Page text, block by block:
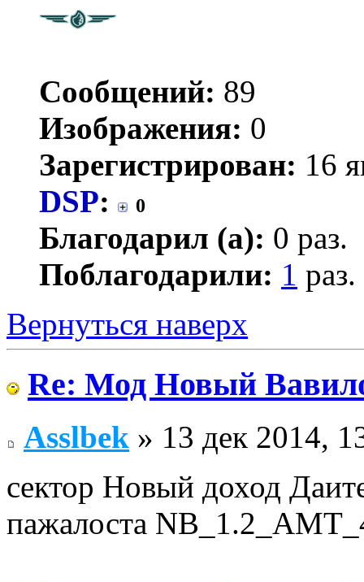
Сообщений: 89
Изображения: 0
Зарегистрирован: 16
DSP: 0
Благодарил (а): 0 раз.
Поблагодарили: 1 раз.
Вернуться наверх
Re: Мод Новый
Asslbek » 13 дек 2014,
сектор Новый доход
пажалоста